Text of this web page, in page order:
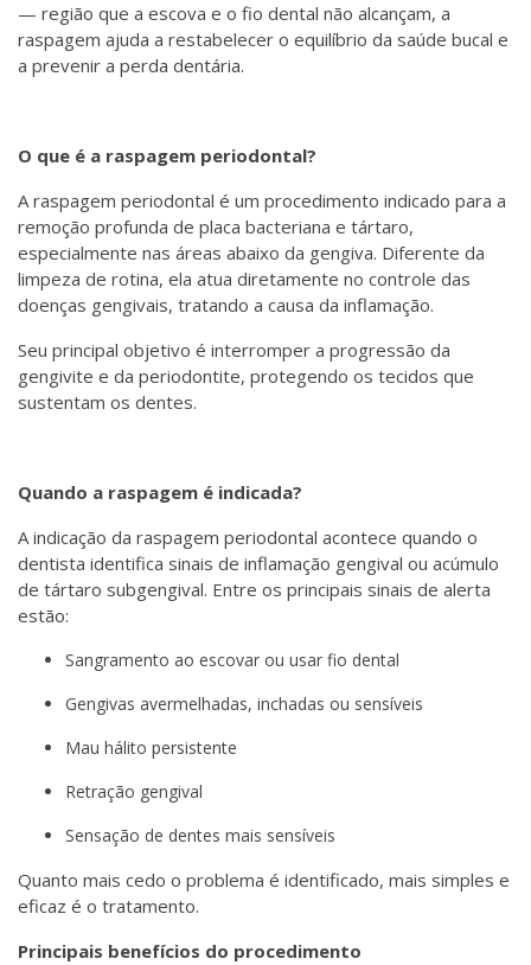
— região que a escova e o fio dental não alcançam, a
raspagem ajuda a restabelecer o equilíbrio da saúde bucal e
a prevenir a perda dentária.
O que é a raspagem periodontal?
A raspagem periodontal é um procedimento indicado para a
remoção profunda de placa bacteriana e tártaro,
especialmente nas áreas abaixo da gengiva. Diferente da
limpeza de rotina, ela atua diretamente no controle das
doenças gengivais, tratando a causa da inflamação.
Seu principal objetivo é interromper a progressão da
gengivite e da periodontite, protegendo os tecidos que
sustentam os dentes.
Quando a raspagem é indicada?
A indicação da raspagem periodontal acontece quando o
dentista identifica sinais de inflamação gengival ou acúmulo
de tártaro subgengival. Entre os principais sinais de alerta
estão:
Sangramento ao escovar ou usar fio dental
Gengivas avermelhadas, inchadas ou sensíveis
Mau hálito persistente
Retração gengival
Sensação de dentes mais sensíveis
Quanto mais cedo o problema é identificado, mais simples e
eficaz é o tratamento.
Principais benefícios do procedimento